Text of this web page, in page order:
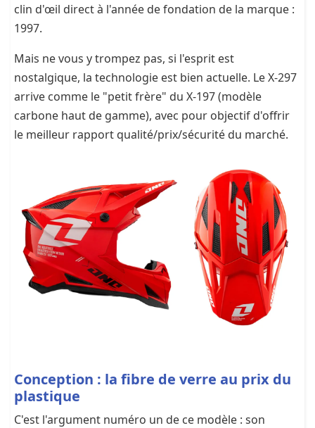
clin d'œil direct à l'année de fondation de la marque :
1997.
Mais ne vous y trompez pas, si l'esprit est
nostalgique, la technologie est bien actuelle. Le X-297
arrive comme le "petit frère" du X-197 (modèle
carbone haut de gamme), avec pour objectif d'offrir
le meilleur rapport qualité/prix/sécurité du marché.
Conception : la fibre de verre au prix du
plastique
C'est l'argument numéro un de ce modèle : son